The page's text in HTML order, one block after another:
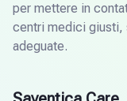
per mettere in
centri medici giusti,
adeguate.